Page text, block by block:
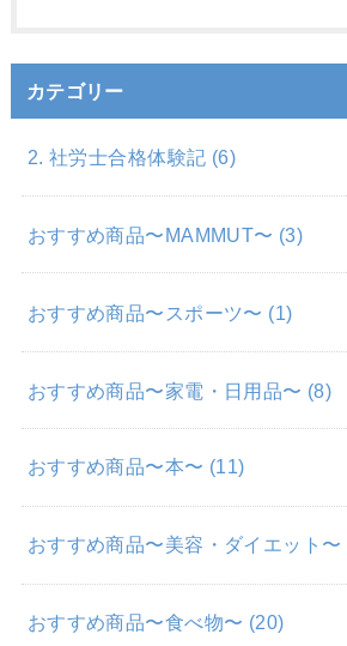
カテゴリー
2. 社労士合格体験記 (6)
おすすめ商品〜MAMMUT〜 (3)
おすすめ商品〜スポーツ〜 (1)
おすすめ商品〜家電・日用品〜 (8)
おすすめ商品〜本〜 (11)
おすすめ商品〜美容・ダイエット〜
おすすめ商品〜食べ物〜 (20)